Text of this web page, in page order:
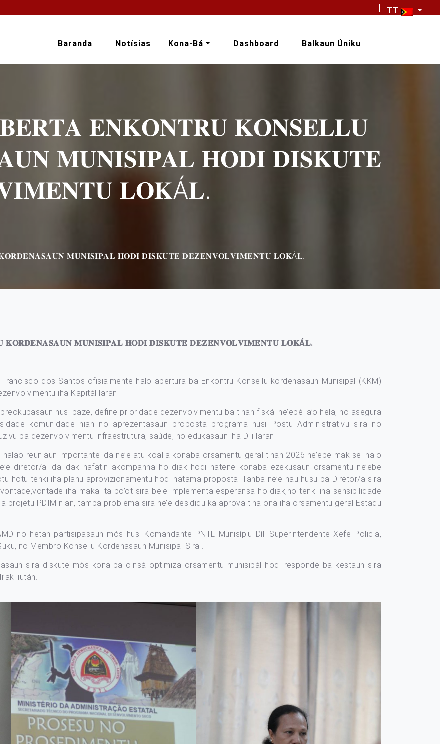
TT
Baranda Notísias Kona-Bá Dashboard Balkaun Úniku
𝐄𝐍𝐊𝐎𝐍𝐓𝐑𝐔 𝐊𝐎𝐍𝐒𝐄𝐋𝐋𝐔
𝐌𝐔𝐍𝐈𝐒𝐈𝐏𝐀𝐋 𝐇𝐎𝐃𝐈 𝐃𝐈𝐒𝐊𝐔𝐓𝐄
𝐋𝐎𝐊Á𝐋.
𝐌𝐔𝐍𝐈𝐒𝐈𝐏𝐀𝐋 𝐇𝐎𝐃𝐈 𝐃𝐈𝐒𝐊𝐔𝐓𝐄 𝐃𝐄𝐙𝐄𝐍𝐕𝐎𝐋𝐕𝐈𝐌𝐄𝐍𝐓𝐔 𝐋𝐎𝐊Á𝐋.
𝐌𝐔𝐍𝐈𝐒𝐈𝐏𝐀𝐋 𝐇𝐎𝐃𝐈 𝐃𝐈𝐒𝐊𝐔𝐓𝐄 𝐃𝐄𝐙𝐄𝐍𝐕𝐎𝐋𝐕𝐈𝐌𝐄𝐍𝐓𝐔 𝐋𝐎𝐊Á𝐋.
dos Santos ofisialmente halo abertura ba Enkontru Konsellu kordenasaun Munisipal (KKM)
iha Kapitál laran.
husi baze, define prioridade dezenvolvimentu ba tinan fiskál ne’ebé la’o hela, no asegura
komunidade nian no aprezentasaun proposta programa husi Postu Administrativu sira no
ba dezenvolvimentu infraestrutura, saúde, no edukasaun iha Dili laran.
reuniaun importante ida ne’e atu koalia konaba orsamentu geral tinan 2026 ne’ebe mak sei halo
diretor/a ida-idak nafatin akompanha ho diak hodi hatene konaba ezekusaun orsamentu ne’ebe
hotu tenki iha planu aprovizionamentu hodi hatama proposta. Tanba ne’e hau husu ba Diretor/a sira
iha maka ita bo’ot sira bele implementa esperansa ho diak,no tenki iha sensibilidade
projetu PDIM nian, tamba problema sira ne’e desididu ka aprova tiha ona iha orsamentu geral Estadu
no hetan partisipasaun mós husi Komandante PNTL Munisípiu Díli Superintendente Xefe Policia,
no Membro Konsellu Kordenasaun Munisipal Sira .
sira diskute mós kona-ba oinsá optimiza orsamentu munisipál hodi responde ba kestaun sira
liután.